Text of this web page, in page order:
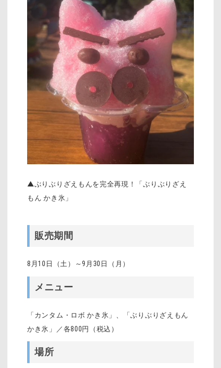
▲ぶりぶりざえもんを完全再現！「ぶりぶりざえ
もん かき氷」
販売期間
8 月10 日（土）～9 月 30 日（月）
メニュー
「カンタム・ロボ かき氷」、「ぶりぶりざえもん
かき氷」／各800円（税込）
場所